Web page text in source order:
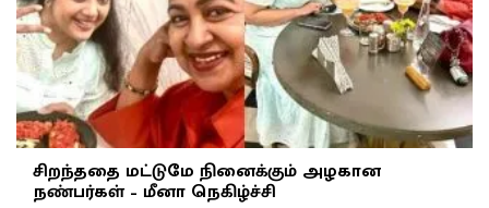
சிறந்ததை மட்டுமே நினைக்கும் அழகான
நண்பர்கள் – மீனா நெகிழ்ச்சி